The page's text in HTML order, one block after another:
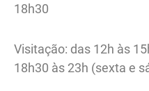
18h30
Visitação: das 12h às
18h30 às 23h (sexta e